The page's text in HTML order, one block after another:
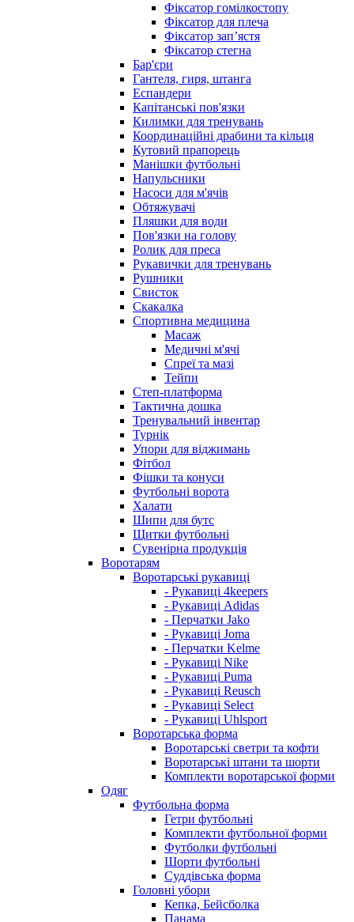
Фіксатор гомілкостопу
Фіксатор для плеча
Фіксатор запʼястя
Фіксатор стегна
Бар'єри
Гантеля, гиря, штанга
Еспандери
Капітанські пов'язки
Килимки для тренувань
Координаційні драбини та кільця
Кутовий прапорець
Манішки футбольні
Напульсники
Насоси для м'ячів
Обтяжувачі
Пляшки для води
Пов'язки на голову
Ролик для преса
Рукавички для тренувань
Рушники
Свисток
Скакалка
Спортивна медицина
Масаж
Медичні м'ячі
Спреї та мазі
Тейпи
Степ-платформа
Тактична дошка
Тренувальний інвентар
Турнік
Упори для віджимань
Фітбол
Фішки та конуси
Футбольні ворота
Халати
Шипи для бутс
Щитки футбольні
Сувенірна продукція
Воротарям
Воротарські рукавиці
- Рукавиці 4keepers
- Рукавиці Adidas
- Перчатки Jako
- Рукавиці Joma
- Перчатки Kelme
- Рукавиці Nike
- Рукавиці Puma
- Рукавиці Reusch
- Рукавиці Select
- Рукавиці Uhlsport
Воротарська форма
Воротарські светри та кофти
Воротарські штани та шорти
Комплекти воротарської форми
Одяг
Футбольна форма
Гетри футбольні
Комплекти футбольної форми
Футболки футбольні
Шорти футбольні
Суддівська форма
Головні убори
Кепка, Бейсболка
Панама